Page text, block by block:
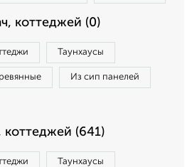
коттеджей (0)
Таунхаусы
Из сип панелей
(641)
Таунхаусы